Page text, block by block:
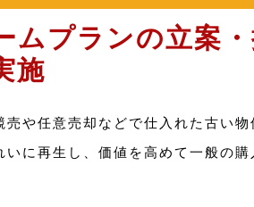
ムプランの立案
施
売や任意売却などで仕入れた古い
いに再生し、価値を高めて一般の